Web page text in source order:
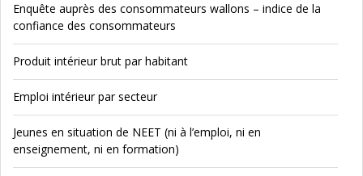
Enquête auprès des consommateurs wallons – indice de la
confiance des consommateurs
Produit intérieur brut par habitant
Emploi intérieur par secteur
Jeunes en situation de NEET (ni à l’emploi, ni en
enseignement, ni en formation)